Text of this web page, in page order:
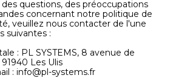
des questions, des préoccupations
concernant notre politique de
veuillez nous contacter de l'une
suivantes :
: PL SYSTEMS, 8 avenue de
Les Ulis
: info@pl-systems.fr